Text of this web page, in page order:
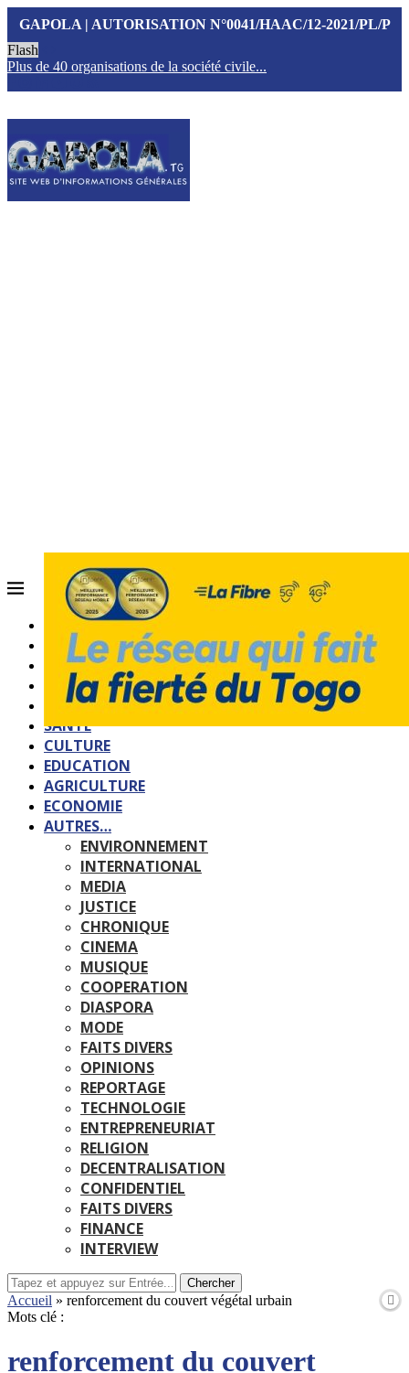
GAPOLA | AUTORISATION N°0041/HAAC/12-2021/PL/P
Flash
Plus de 40 organisations de la société civile...
ACCUEIL
QUI SOMMES-NOUS?
POLITIQUE
SOCIETE
SPORTS
SANTE
CULTURE
EDUCATION
AGRICULTURE
ECONOMIE
AUTRES…
ENVIRONNEMENT
INTERNATIONAL
MEDIA
JUSTICE
CHRONIQUE
CINEMA
MUSIQUE
COOPERATION
DIASPORA
MODE
FAITS DIVERS
OPINIONS
REPORTAGE
TECHNOLOGIE
ENTREPRENEURIAT
RELIGION
DECENTRALISATION
CONFIDENTIEL
FAITS DIVERS
FINANCE
INTERVIEW
Chercher
Accueil » renforcement du couvert végétal urbain
Mots clé :
renforcement du couvert